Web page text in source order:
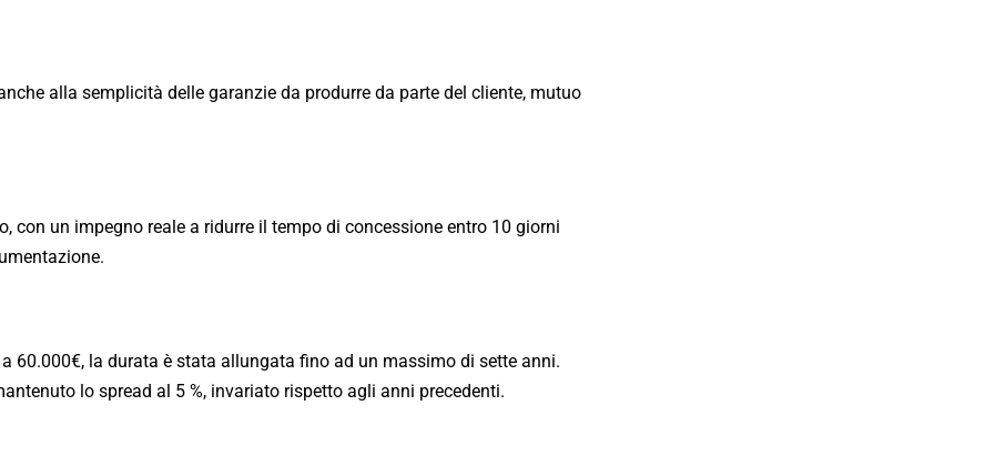
alla semplicità delle garanzie da produrre da parte del cliente, mutuo
con un impegno reale a ridurre il tempo di concessione entro 10 giorni
60.000€, la durata è stata allungata fino ad un massimo di sette anni.
lo spread al 5 %, invariato rispetto agli anni precedenti.